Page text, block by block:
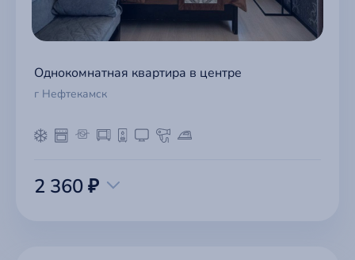
Однокомнатная квартира в центре
г Нефтекамск
2 360 ₽